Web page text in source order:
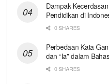
Dampak
Pendidikan di
0 SHARES
Perbedaan Kata
dan “Ia” dalam
0 SHARES